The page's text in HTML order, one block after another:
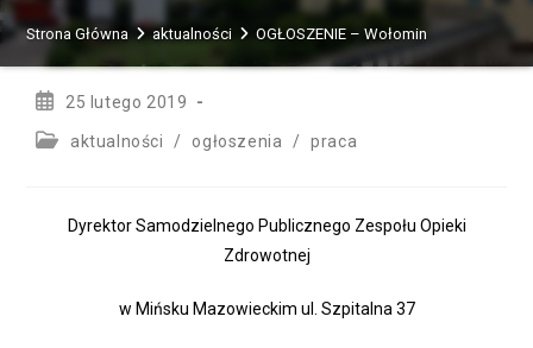
Strona Główna aktualności OGŁOSZENIE – Wołomin
Post25 lutego 2019
Postaktualności / ogłoszenia / praca
Dyrektor Samodzielnego Publicznego Zespołu Opieki
Zdrowotnej
w Mińsku Mazowieckim ul. Szpitalna 37